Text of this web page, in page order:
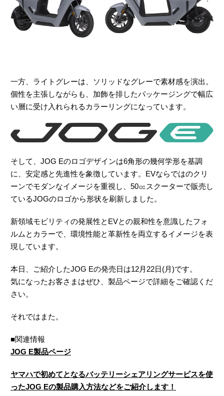
一方、ライトグレーは、ソリッドなグレーで素材感を演出。
個性を主張しながらも、加飾を排したパッケージングで幅広
い層に受け入れられるカラーリングになっています。
そして、JOG Eのロゴデザインは6角形の幾何学形を基調
に、安定感と先進性を象徴しています。EVならではのクリ
ーンでモダンなイメージを重視し、50㏄スクーターで販売し
ているJOGのロゴから形状を刷新しました。
新領域モビリティの発展性とEVとの親和性を意識したフォ
ルムとカラーで、環境性能と革新性を両立するイメージを表
現しています。
本日、ご紹介したJOG Eの発売日は12月22日(月)です。
気になったお客さまはぜひ、製品ページで詳細をご確認くだ
さい。
それではまた。
■関連情報
JOG E製品ページ
ヤマハで初めてとなるバッテリーシェアリングサービスを使
ったJOG Eの製品購入方法などをご紹介します！